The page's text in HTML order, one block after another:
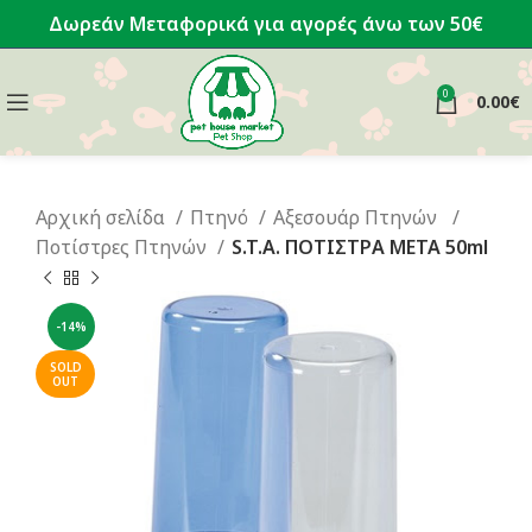
Δωρεάν Μεταφορικά για αγορές άνω των 50€
0 0.00€
Αρχική σελίδα Πτηνό
Αξεσουάρ Πτηνών
Ποτίστρες Πτηνών
S.T.A. ΠΟΤΙΣΤΡΑ ΜETA 50ml
-14%
SOLD
OUT